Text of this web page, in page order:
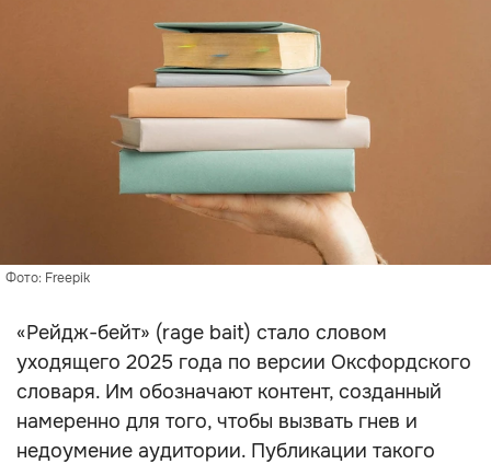
Фото: Freepik
«Рейдж-бейт» (rage bait) стало словом
уходящего 2025 года по версии Оксфордского
словаря. Им обозначают контент, созданный
намеренно для того, чтобы вызвать гнев и
недоумение аудитории. Публикации такого